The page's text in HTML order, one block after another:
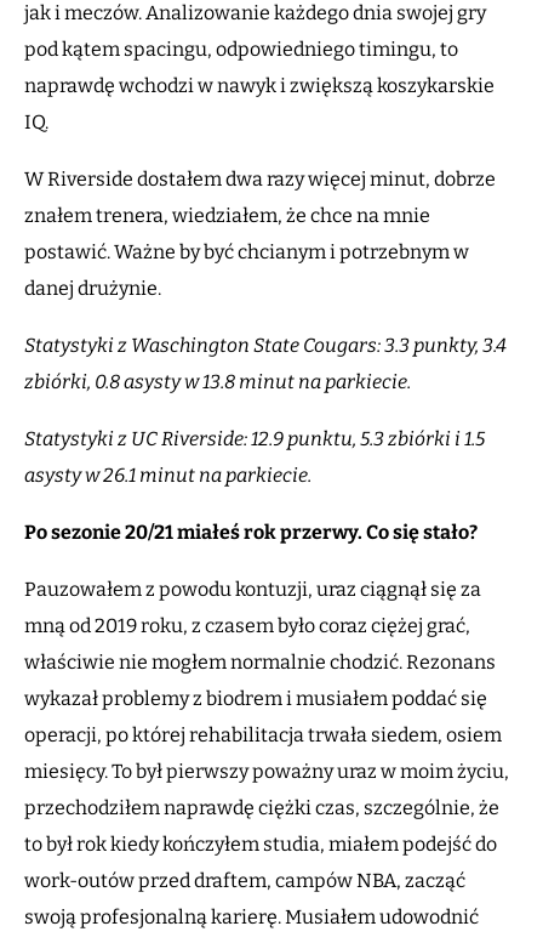
jak i meczów. Analizowanie każdego dnia swojej gry
pod kątem spacingu, odpowiedniego timingu, to
naprawdę wchodzi w nawyk i zwiększą koszykarskie
IQ.
W Riverside dostałem dwa razy więcej minut, dobrze
znałem trenera, wiedziałem, że chce na mnie
postawić. Ważne by być chcianym i potrzebnym w
danej drużynie.
Statystyki z Waschington State Cougars: 3.3 punkty, 3.4
zbiórki, 0.8 asysty w 13.8 minut na parkiecie.
Statystyki z UC Riverside: 12.9 punktu, 5.3 zbiórki i 1.5
asysty w 26.1 minut na parkiecie.
Po sezonie 20/21 miałeś rok przerwy. Co się stało?
Pauzowałem z powodu kontuzji, uraz ciągnął się za
mną od 2019 roku, z czasem było coraz ciężej grać,
właściwie nie mogłem normalnie chodzić. Rezonans
wykazał problemy z biodrem i musiałem poddać się
operacji, po której rehabilitacja trwała siedem, osiem
miesięcy. To był pierwszy poważny uraz w moim życiu,
przechodziłem naprawdę ciężki czas, szczególnie, że
to był rok kiedy kończyłem studia, miałem podejść do
work-outów przed draftem, campów NBA, zacząć
swoją profesjonalną karierę. Musiałem udowodnić